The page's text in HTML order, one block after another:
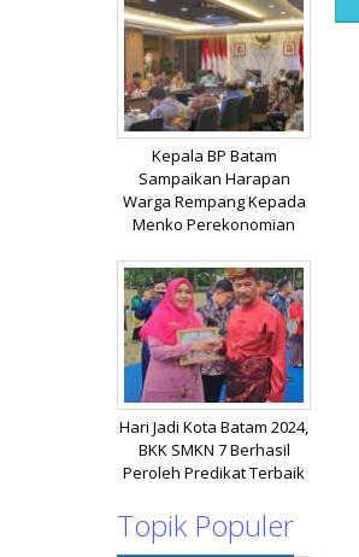
Kepala BP Batam
Sampaikan Harapan
Warga Rempang Kepada
Menko Perekonomian
Hari Jadi Kota Batam 2024,
BKK SMKN 7 Berhasil
Peroleh Predikat Terbaik
Topik Populer